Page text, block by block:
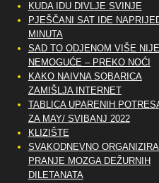
KUDA IDU DIVLJE SVINJE
PJEŠČANI SAT IDE NAPRIJED
MINUTA
SAD TO ODJENOM VIŠE NIJE
NEMOGUĆE – PREKO NOĆI
KAKO NAIVNA SOBARICA
ZAMIŠLJA INTERNET
TABLICA UPARENIH
ZA MAY/ SVIBANJ 2022
KLIZIŠTE
SVAKODNEVNO
PRANJE MOZGA DEŽURNIH
DILETANATA